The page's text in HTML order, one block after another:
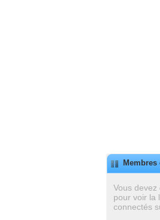
Membres
Vous
pour voir la
connectés